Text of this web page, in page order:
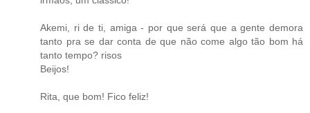
Akemi, ri de ti, amiga - por que será que a gente demora
tanto pra se dar conta de que não come algo tão bom há
tanto tempo? risos
Beijos!
Rita, que bom! Fico feliz!